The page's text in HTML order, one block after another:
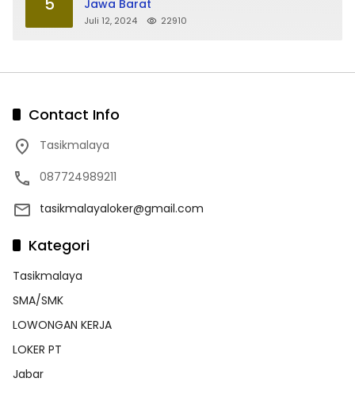
Jawa Barat
Juli 12, 2024 22910
Contact Info
Tasikmalaya
087724989211
tasikmalayaloker@gmail.com
Kategori
Tasikmalaya
SMA/SMK
LOWONGAN KERJA
LOKER PT
Jabar